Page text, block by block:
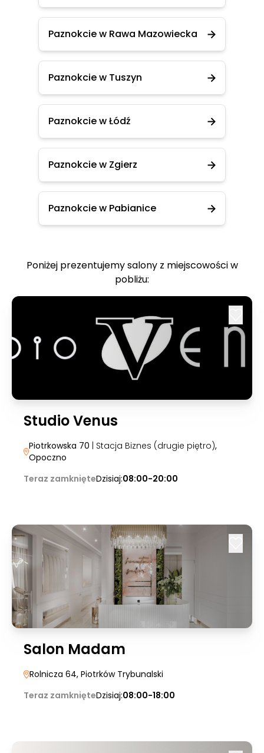
Paznokcie w Rawa Mazowiecka
Paznokcie w Tuszyn
Paznokcie w Łódź
Paznokcie w Zgierz
Paznokcie w Pabianice
Poniżej prezentujemy salony z miejscowości w
pobliżu:
Studio Venus
Piotrkowska 70 | Stacja Biznes (drugie piętro),
Opoczno
Teraz zamknięteDzisiaj:08:00-20:00
Salon Madam
Rolnicza 64, Piotrków Trybunalski
Teraz zamknięteDzisiaj:08:00-18:00